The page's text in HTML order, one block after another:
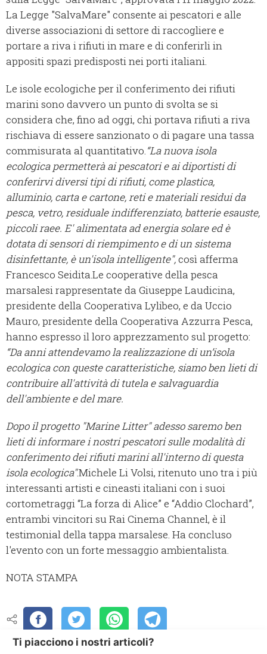
La Legge "SalvaMare" consente ai pescatori e alle
diverse associazioni di settore di raccogliere e
portare a riva i rifiuti in mare e di conferirli in
appositi spazi predisposti nei porti italiani.
Le isole ecologiche per il conferimento dei rifiuti
marini sono davvero un punto di svolta se si
considera che, fino ad oggi, chi portava rifiuti a riva
rischiava di essere sanzionato o di pagare una tassa
commisurata al quantitativo.“La nuova isola
ecologica permetterà ai pescatori e ai diportisti di
conferirvi diversi tipi di rifiuti, come plastica,
alluminio, carta e cartone, reti e materiali residui da
pesca, vetro, residuale indifferenziato, batterie esauste,
piccoli raee. E' alimentata ad energia solare ed è
dotata di sensori di riempimento e di un sistema
disinfettante, è un'isola intelligente",così afferma
Francesco Seidita.Le cooperative della pesca
marsalesi rappresentate da Giuseppe Laudicina,
presidente della Cooperativa Lylibeo, e da Uccio
Mauro, presidente della Cooperativa Azzurra Pesca,
hanno espresso il loro apprezzamento sul progetto:
“Da anni attendevamo la realizzazione di un’isola
ecologica con queste caratteristiche, siamo ben lieti di
contribuire all'attività di tutela e salvaguardia
dell'ambiente e del mare.
Dopo il progetto "Marine Litter" adesso saremo ben
lieti di informare i nostri pescatori sulle modalità di
conferimento dei rifiuti marini all'interno di questa
isola ecologica".Michele Li Volsi, ritenuto uno tra i più
interessanti artisti e cineasti italiani con i suoi
cortometraggi “La forza di Alice” e “Addio Clochard”,
entrambi vincitori su Rai Cinema Channel, è il
testimonial della tappa marsalese. Ha concluso
l'evento con un forte messaggio ambientalista.
NOTA STAMPA
Ti piacciono i nostri articoli?